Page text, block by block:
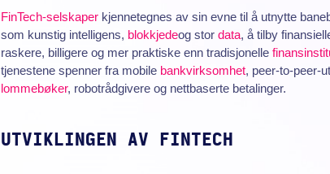
FinTech-selskaperkjennetegnes av sin evne til å utnytte
som kunstig intelligens, blokkjedeog stor data, å tilby
raskere, billigere og mer praktiske enn tradisjonelle
tjenestene spenner fra mobile bankvirksomhet, peer-to-peer-
lommebøker, robotrådgivere og nettbaserte betalinger.
UTVIKLINGEN AV FINTECH